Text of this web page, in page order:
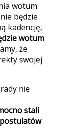
wotum
będzie
kadencję,
wotum
że
swojej
nie
stali